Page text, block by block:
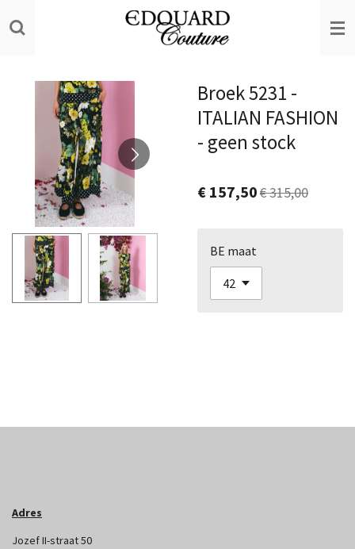
direct
hoofdinhoud
Broek 5231 -
ITALIAN FASHION
- geen stock
€ 157,50€ 315,00
BE maat
Adres
Jozef II-straat 50